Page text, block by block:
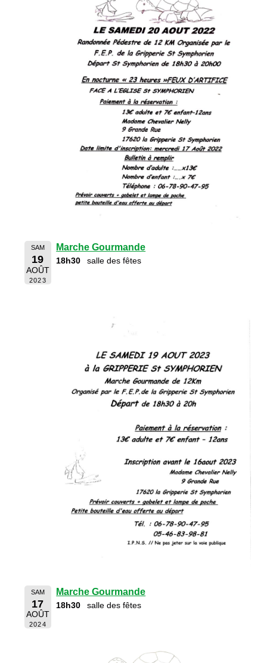
SAM
19
AOÛT
2023
Marche Gourmande
18h30 salle des fêtes
SAM
17
AOÛT
2024
Marche Gourmande
18h30 salle des fêtes